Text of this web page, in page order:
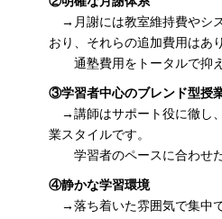
→月謝には教室維持費やシ
おり、それらの追加費用はあ
通塾費用をトータルで抑え
③学習者中心のブレンド型授
→講師はサポート役に徹し
業スタイルです。
学習者のペースに合わせた
④静かな学習環境
→落ち着いた雰囲気で集中